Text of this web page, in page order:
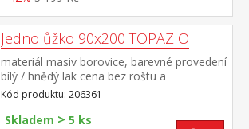
Jednolůžko 90x200 TOPAZIO
materiál masiv borovice, barevné provedení
bílý / hnědý lak cena bez roštu a
matrace doporučený rozměr matrace 90 ×
200 cm a rošt R1 vhodný doplněk úložný
prostor 8009B
Kód produktu: 206361
Skladem > 5 ks